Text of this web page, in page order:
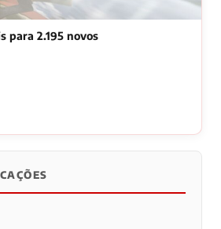
para 2.195 novos